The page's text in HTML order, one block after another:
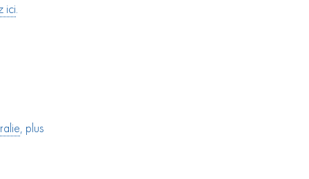
ici.
, plus